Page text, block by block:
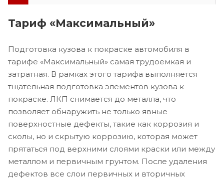
Тариф «Максимальный»
Подготовка кузова к покраске автомобиля в
тарифе «Максимальный» самая трудоемкая и
затратная. В рамках этого тарифа выполняется
тщательная подготовка элементов кузова к
покраске. ЛКП снимается до металла, что
позволяет обнаружить не только явные
поверхностные дефекты, такие как коррозия и
сколы, но и скрытую коррозию, которая может
прятаться под верхними слоями краски или между
металлом и первичным грунтом. После удаления
дефектов все слои первичных и вторичных